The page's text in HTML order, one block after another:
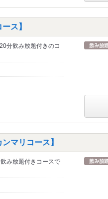
ス】
分飲み放題付きのコ
マリコース】
み放題付きコースで